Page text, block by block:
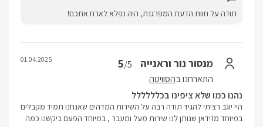
תודה על חוות הדעת המפרגנת, היה נפלא לארח אתכם!
מנסור נור וראנייה 5/5
התארחנו בהסוויטה
01.04.2025
נהנו כמו שלא ציפינו בכלללללל
היי יוגב רציתי להגיד תודה רבה על השירות המדהים שאנחנו תמיד מקבלים
במיוחד מזידאן שנותן לנו שירות מעל ומעבר , במיוחד הפעם ביקשנו כמה